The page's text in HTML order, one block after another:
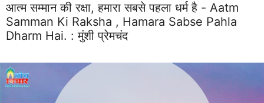
आत्म सम्मान की रक्षा, हमारा सबसे पहला धर्म है - Aatm
Samman Ki Raksha , Hamara Sabse Pahla
Dharm Hai. :मुंशी प्रेमचंद